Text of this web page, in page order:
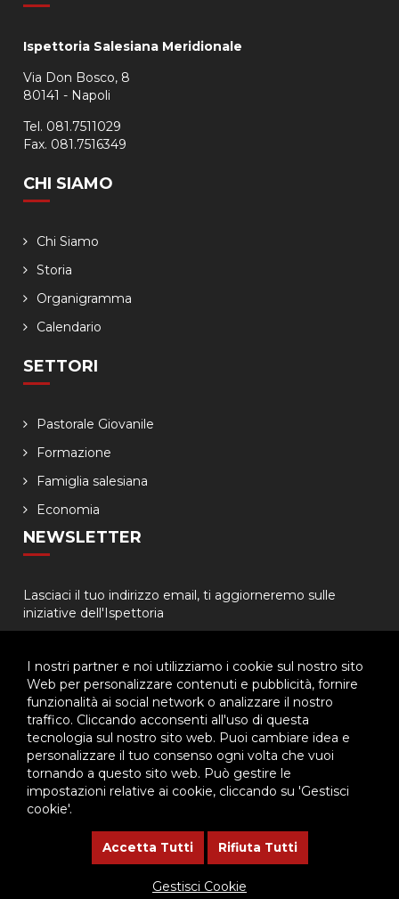
I nostri partner e noi utilizziamo i cookie sul nostro sito
Web per personalizzare contenuti e pubblicità, fornire
funzionalità ai social network o analizzare il nostro
traffico. Cliccando acconsenti all'uso di questa
tecnologia sul nostro sito web. Puoi cambiare idea e
personalizzare il tuo consenso ogni volta che vuoi
tornando a questo sito web. Può gestire le
impostazioni relative ai cookie, cliccando su 'Gestisci
cookie'.
Accetta Tutti Rifiuta Tutti
Gestisci Cookie
Ispettoria Salesiana Meridionale
Via Don Bosco, 8
80141 - Napoli
Tel. 081.7511029
Fax. 081.7516349
CHI SIAMO
Chi Siamo
Storia
Organigramma
Calendario
SETTORI
Pastorale Giovanile
Formazione
Famiglia salesiana
Economia
NEWSLETTER
Lasciaci il tuo indirizzo email, ti aggiorneremo sulle
iniziative dell'Ispettoria
© 2026 - Ispettoria Salesiana Meridionale - All rights reserved. | P.IVA
80057280630 |
Privacy & Cookie Policy - Gestisci Cookie
Questo plugin utilizza cookie per raccogliere dati e cookie di
terze parti per migliorare l'esperienza utente. Per visualizzare il
plugin è necessario dare il consenso.
Clicca qui per modificare le preferenze sulla Cookie Policy